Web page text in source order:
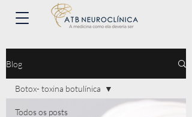
Blog
Todos os posts
Botox- toxina botulínica